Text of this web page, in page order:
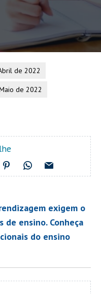
de 2022
de 2022
exigem o
ensino. Conheça
do ensino